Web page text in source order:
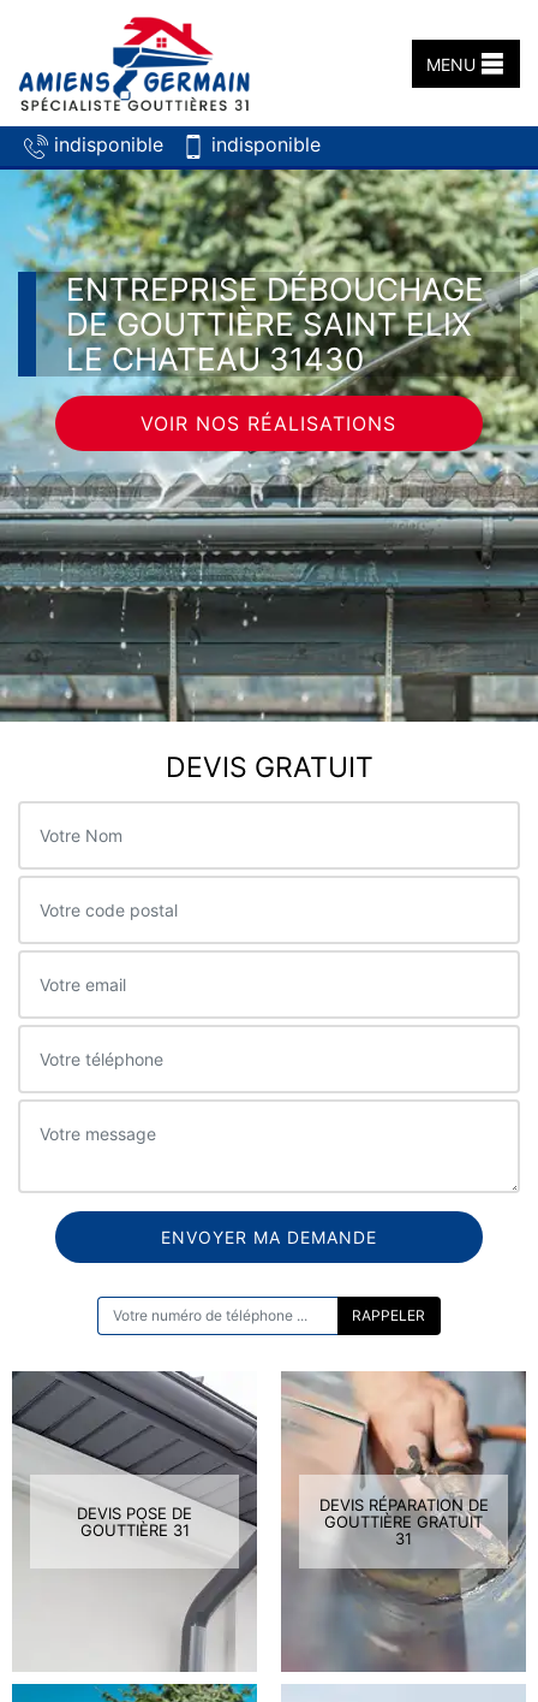
indisponible indisponible
MENU
ENTREPRISE DÉBOUCHAGE
DE GOUTTIÈRE SAINT ELIX
LE CHATEAU 31430
VOIR NOS RÉALISATIONS
DEVIS GRATUIT
DEVIS POSE DE
GOUTTIÈRE 31
DEVIS RÉPARATION DE
GOUTTIÈRE GRATUIT
31